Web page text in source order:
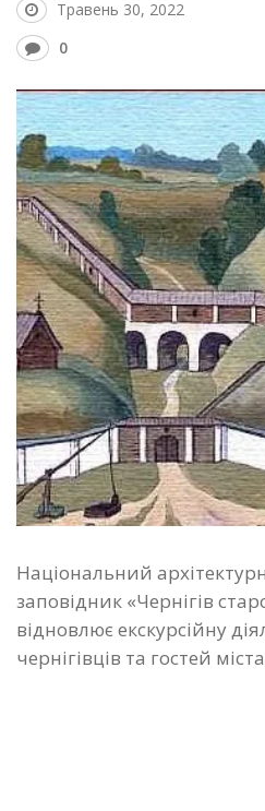
Травень 30, 2022
0
Національний
заповідник «Чернігів
відновлює екскурсійну
чернігівців та гостей